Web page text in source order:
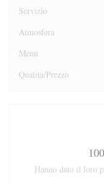
Servizio
Atmosfera
Menu
Qualità/Prezzo
Hanno dato il loro